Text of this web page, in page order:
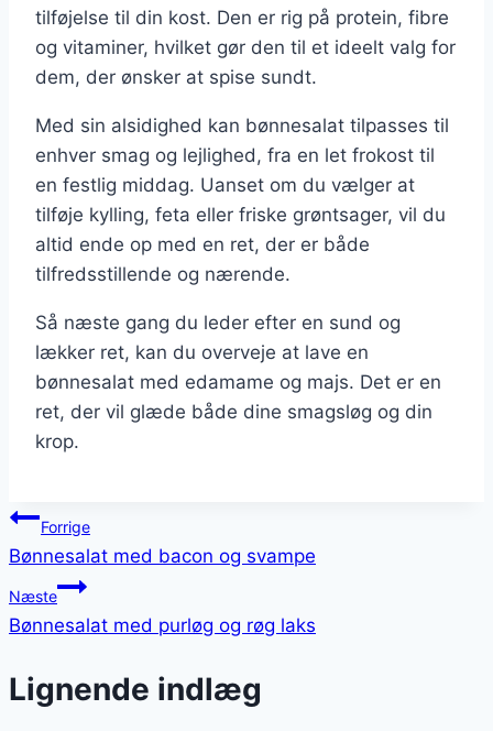
tilføjelse til din kost. Den er rig på protein, fibre
og vitaminer, hvilket gør den til et ideelt valg for
dem, der ønsker at spise sundt.
Med sin alsidighed kan bønnesalat tilpasses til
enhver smag og lejlighed, fra en let frokost til
en festlig middag. Uanset om du vælger at
tilføje kylling, feta eller friske grøntsager, vil du
altid ende op med en ret, der er både
tilfredsstillende og nærende.
Så næste gang du leder efter en sund og
lækker ret, kan du overveje at lave en
bønnesalat med edamame og majs. Det er en
ret, der vil glæde både dine smagsløg og din
krop.
Indlægsnavigation
Forrige
Bønnesalat med bacon og svampe
Næste
Bønnesalat med purløg og røg laks
Lignende indlæg